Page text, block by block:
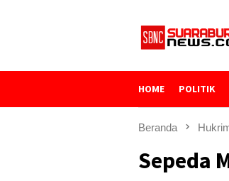
HOME POLITIK
Beranda
Sepeda